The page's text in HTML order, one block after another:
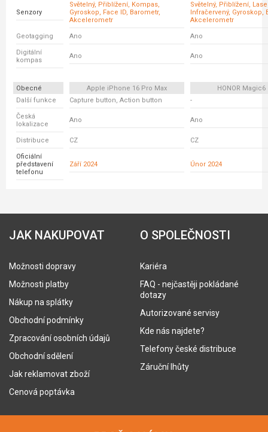
Senzory
Světelný, Přiblížení, Kompas,
Gyroskop, Face ID, Barometr,
Akcelerometr
Světelný, Přiblížení,
Infračervený, Gyroskop,
Akcelerometr
Geotagging Ano Ano
Digitální
kompas
Ano Ano
Obecné Apple iPhone 16 Pro Max
HONOR Magic6
Další funkce
Capture button, Action button -
Česká
lokalizace
Ano Ano
Distribuce CZ CZ
Oficiální
představení
telefonu
Září 2024 Únor 2024
JAK NAKUPOVAT
Možnosti dopravy
Možnosti platby
Nákup na splátky
Obchodní podmínky
Zpracování osobních údajů
Obchodní sdělení
Jak reklamovat zboží
Cenová poptávka
O SPOLEČNOSTI
Kariéra
FAQ - nejčastěji pokládané
dotazy
Autorizované servisy
Kde nás najdete?
Telefony české distribuce
Záruční lhůty